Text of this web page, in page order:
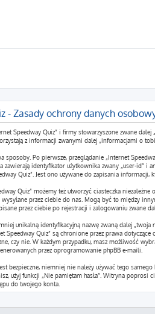
- Zasady ochrony danych
Speedway Quiz” i firmy stowarzyszone zwane dalej
z informacji zwanymi dalej „informacjami o
sposoby. Po pierwsze, przeglądanie „Internet
zawierają identyfikator użytkownika zwany „user-id” i
Quiz”. Jest ono używane do zapisania
Quiz” możemy też utworzyć ciasteczka
przez ciebie do nas. Mogą być to między
przez ciebie po rejestracji i zalogowaniu zwane
unikalną identyfikacyjną nazwę zwaną dalej
Speedway Quiz” są chronione przez prawa
czy nie. W każdym przypadku, masz możliwość
przez oprogramowanie phpBB e-maili.
bezpieczne, niemniej nie należy używać tego
użyj funkcji „Nie pamiętam hasła”. Witryna
do twojego konta.